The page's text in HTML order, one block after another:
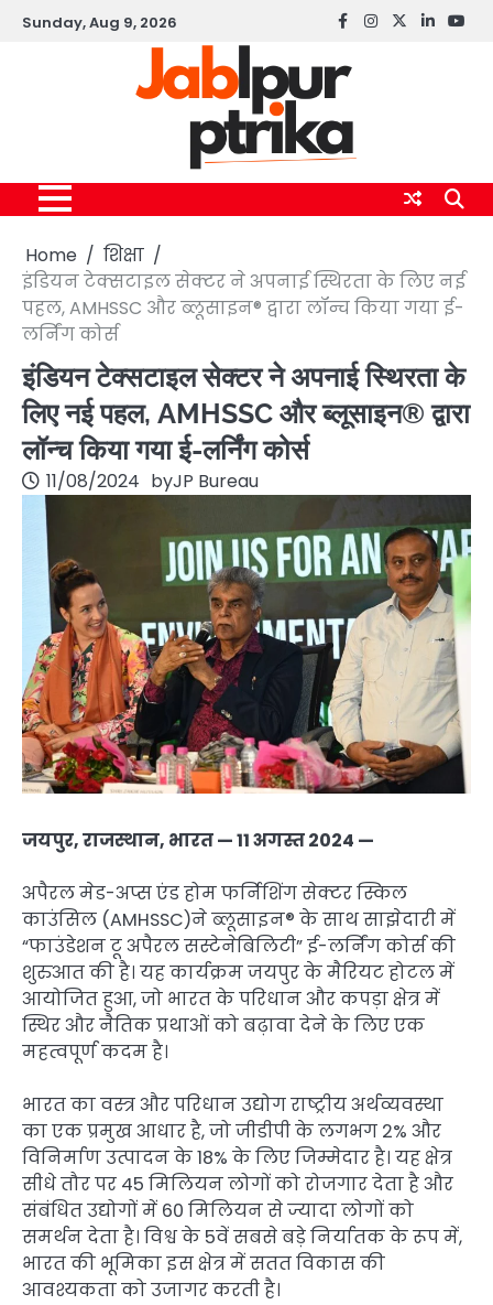
SkipSunday, Aug 9, 2026 Facebook
instagram
twitterlinkedin
Home
शिक्षा
इंडियन टेक्सटाइल सेक्टर ने अपनाई स्थिरता के लिए नई
पहल, AMHSSC और ब्लूसाइन® द्वारा लॉन्च किया गया ई-
लर्निंग कोर्स
इंडियन टेक्सटाइल सेक्टर ने अपनाई स्थिरता के
लिए नई पहल, AMHSSC और ब्लूसाइन® द्वारा
लॉन्च किया गया ई-लर्निंग कोर्स
11/08/2024 byJP Bureau
जयपुर, राजस्थान, भारत — 11 अगस्त 2024 —
अपैरल मेड-अप्स एंड होम फर्निशिंग सेक्टर स्किल
काउंसिल (AMHSSC)ने ब्लूसाइन® के साथ साझेदारी में
“फाउंडेशन टू अपैरल सस्टेनेबिलिटी” ई-लर्निंग कोर्स की
शुरुआत की है। यह कार्यक्रम जयपुर के मैरियट होटल में
आयोजित हुआ, जो भारत के परिधान और कपड़ा क्षेत्र में
स्थिर और नैतिक प्रथाओं को बढ़ावा देने के लिए एक
महत्वपूर्ण कदम है।
भारत का वस्त्र और परिधान उद्योग राष्ट्रीय अर्थव्यवस्था
का एक प्रमुख आधार है, जो जीडीपी के लगभग 2% और
विनिर्माण उत्पादन के 18% के लिए जिम्मेदार है। यह क्षेत्र
सीधे तौर पर 45 मिलियन लोगों को रोजगार देता है और
संबंधित उद्योगों में 60 मिलियन से ज्यादा लोगों को
समर्थन देता है। विश्व के 5वें सबसे बड़े निर्यातक के रूप में,
भारत की भूमिका इस क्षेत्र में सतत विकास की
आवश्यकता को उजागर करती है।